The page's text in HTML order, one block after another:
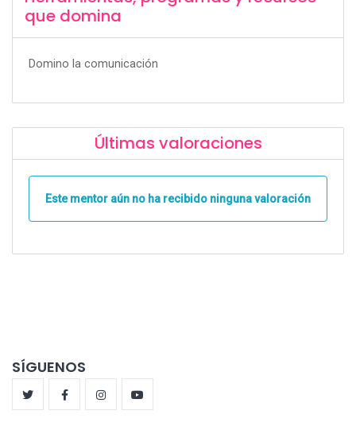
que domina
Domino la comunicación
Últimas valoraciones
Este mentor aún no ha recibido ninguna valoración
SÍGUENOS